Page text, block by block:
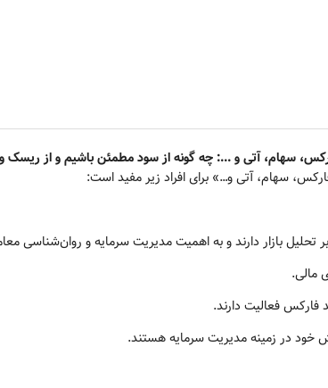
سهام، آتی و ...: چه گونه از سود مطمئن باشیم و از
سهام، آتی و…» برای افراد زیر مفید است: